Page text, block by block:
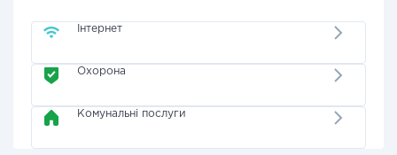
Інтернет
Охорона
Комунальні послуги